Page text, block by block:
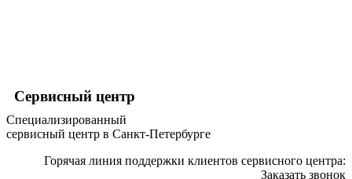
интерактивных комплексов
интерфейсных модулей
инверторов
ионизаторов
ipad
Сервисный центр
Специализированный
сервисный центр в Санкт-Петербурге
Горячая линия поддержки клиентов сервисного центра:
Заказать звонок